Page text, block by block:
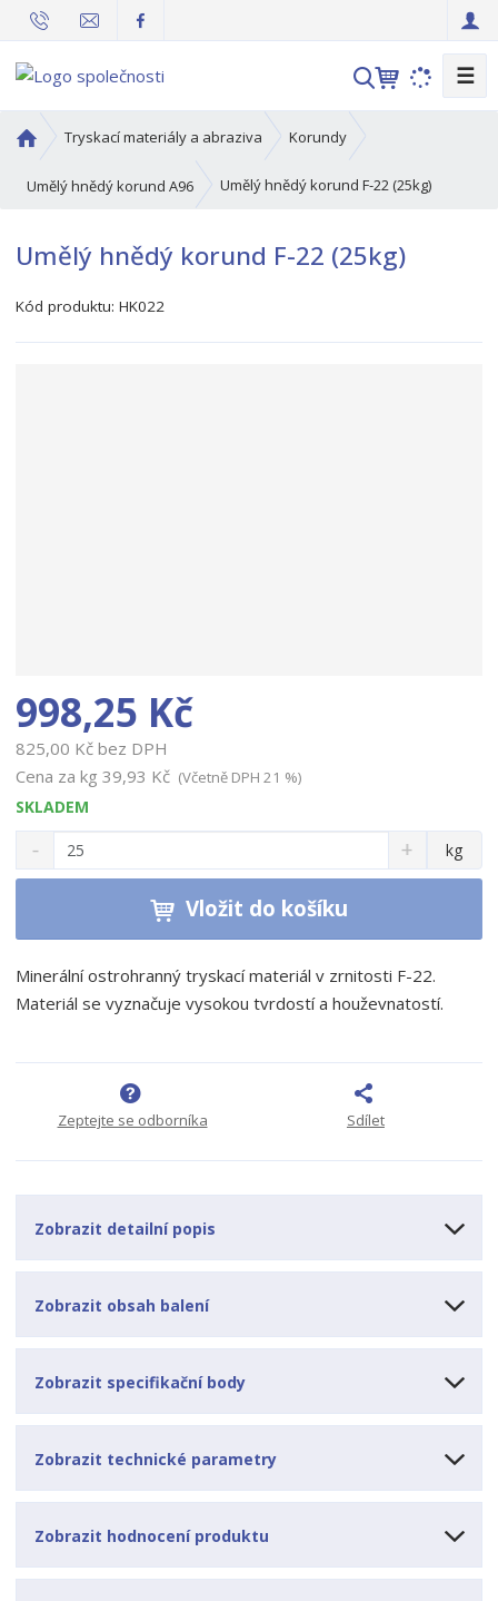
V
e
t
☰
v
o
í
t
Tryskací materiály a abraziva Korundy
Umělý hnědý korund A96 Umělý hnědý korund F-22 (25kg)
Umělý hnědý korund F-22 (25kg)
Kód produktu:HK022
998,25 Kč
825,00 Kč bez DPH
Cena za kg 39,93 Kč (Včetně DPH 21 %)
SKLADEM
m
i
p
o
e
N
a
v
t
m
n
ž
í
S
n
í
m
n
o
s
kg
Vložit do košíku
Minerální ostrohranný tryskací materiál v zrnitosti F-22.
Materiál se vyznačuje vysokou tvrdostí a houževnatostí.
Zeptejte se odborníka Sdílet
Zobrazit detailní popis
Zobrazit obsah balení
Zobrazit specifikační body
Zobrazit technické parametry
Zobrazit hodnocení produktu